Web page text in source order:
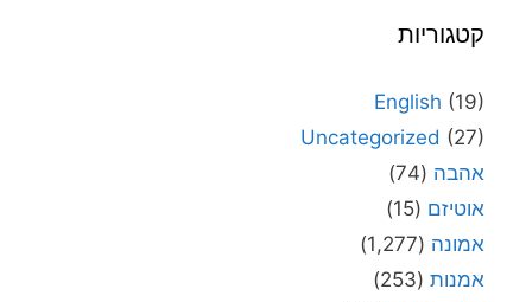
קטגוריות
English (19)
Uncategorized (27)
אהבה (74)
אוטיזם (15)
אמונה (1,277)
אמנות (253)